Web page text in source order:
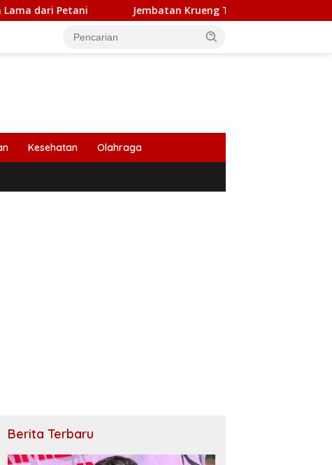
Jembatan Krueng Tingkeum Ditargetkan Beroperasi Awal
Kesehatan Olahraga
Berita Terbaru